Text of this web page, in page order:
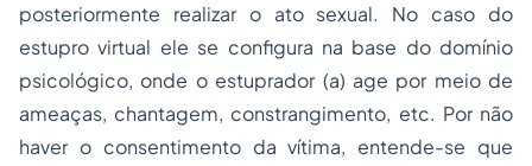
posteriormente realizar o ato sexual. No caso do
estupro virtual ele se configura na base do domínio
psicológico, onde o estuprador (a) age por meio de
ameaças, chantagem, constrangimento, etc. Por não
haver o consentimento da vítima, entende-se que